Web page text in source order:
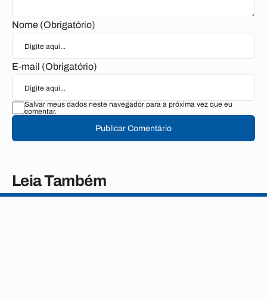
Nome (Obrigatório)
E-mail (Obrigatório)
Salvar meus dados neste navegador para a próxima vez que eu
comentar.
Publicar Comentário
Leia Também